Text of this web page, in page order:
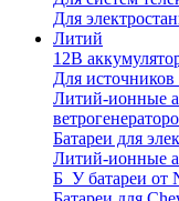
Для
Литий
12В
Для
Литий-ионные
Батареи для
Литий-ионные
Б_У батареи от